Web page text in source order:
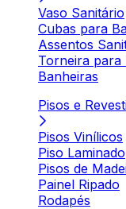
Vaso Sanitário
Cubas para
Assentos
Torneira para
Banheiras
Pisos e
Pisos Vinílicos
Piso Laminado
Pisos de
Painel Ripado
Rodapés